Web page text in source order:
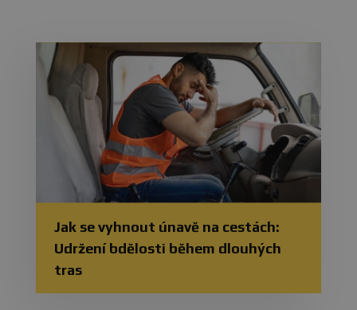
Jak se vyhnout únavě na cestách:
Udržení bdělosti během dlouhých
tras